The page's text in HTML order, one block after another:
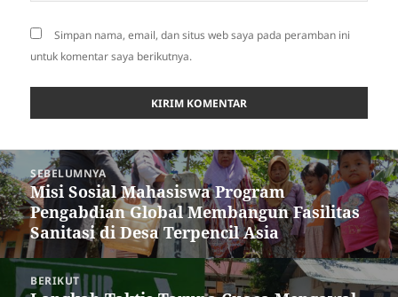
Simpan nama, email, dan situs web saya pada peramban ini
untuk komentar saya berikutnya.
Navigasi
pos SEBELUMNYA
Pos
sebelumnya:
Misi Sosial Mahasiswa Program
Pengabdian Global Membangun Fasilitas
Sanitasi di Desa Terpencil Asia
BERIKUT